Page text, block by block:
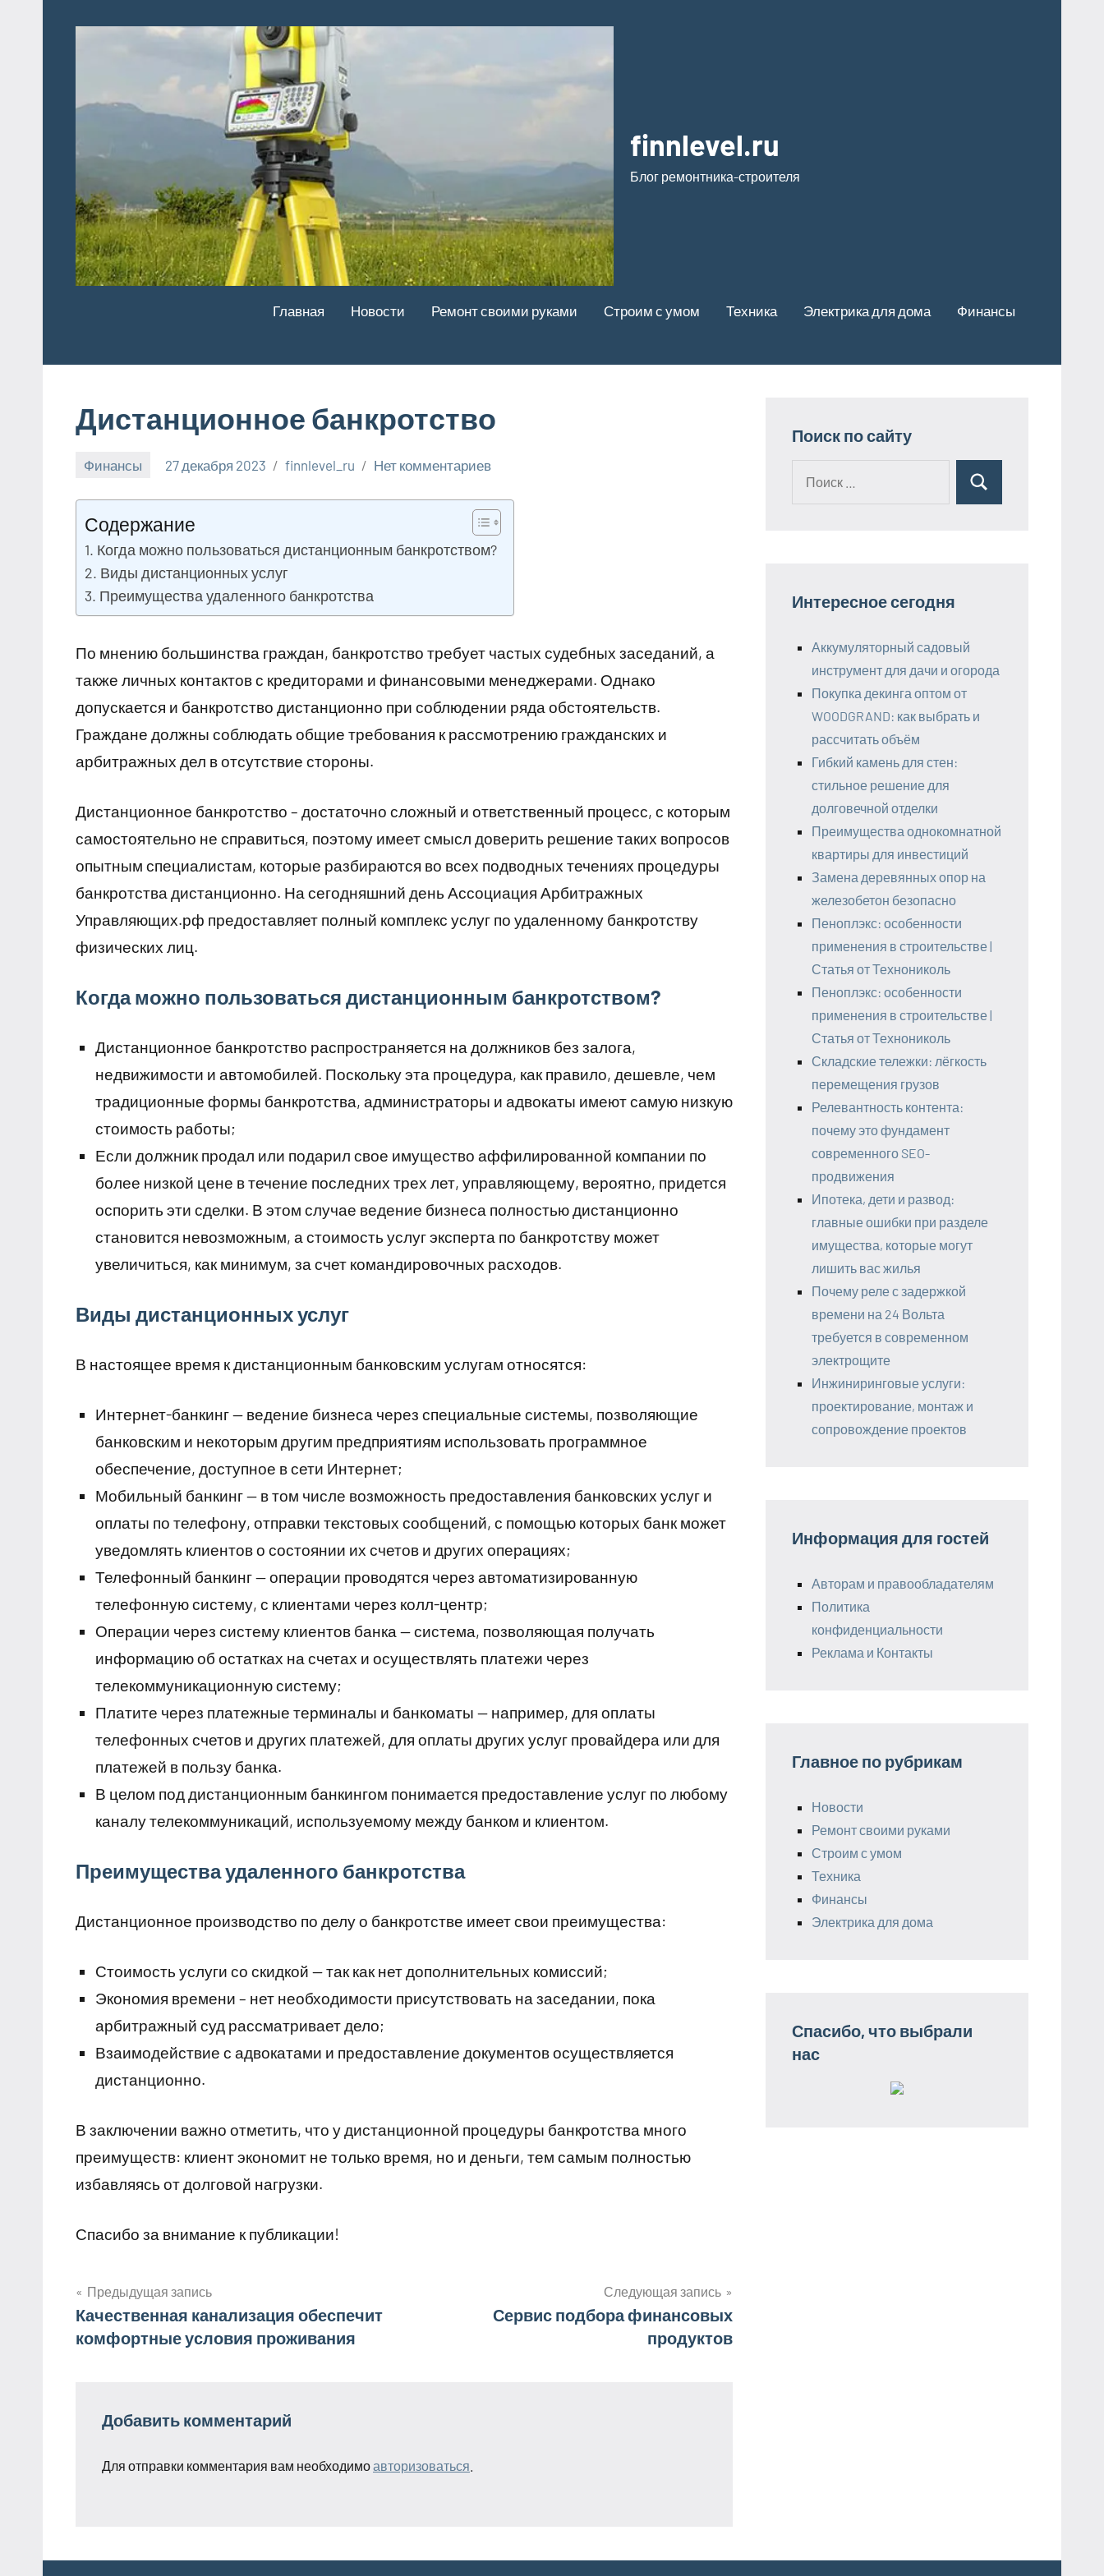
finnlevel.ru
Блог ремонтника-строителя
Главная Новости Ремонт своими руками Строим с умом Техника Электрика для дома Финансы
Дистанционное банкротство
Финансы 27 декабря 2023 finnlevel_ru Нет комментариев
Содержание
Когда можно пользоваться дистанционным банкротством?
Виды дистанционных услуг
Преимущества удаленного банкротства
По мнению большинства граждан, банкротство требует частых судебных заседаний, а
также личных контактов с кредиторами и финансовыми менеджерами. Однако
допускается и банкротство дистанционно при соблюдении ряда обстоятельств.
Граждане должны соблюдать общие требования к рассмотрению гражданских и
арбитражных дел в отсутствие стороны.
Дистанционное банкротство – достаточно сложный и ответственный процесс, с которым
самостоятельно не справиться, поэтому имеет смысл доверить решение таких вопросов
опытным специалистам, которые разбираются во всех подводных течениях процедуры
банкротства дистанционно. На сегодняшний день Ассоциация Арбитражных
Управляющих.рф предоставляет полный комплекс услуг по удаленному банкротству
физических лиц.
Когда можно пользоваться дистанционным банкротством?
Дистанционное банкротство распространяется на должников без залога,
недвижимости и автомобилей. Поскольку эта процедура, как правило, дешевле, чем
традиционные формы банкротства, администраторы и адвокаты имеют самую низкую
стоимость работы;
Если должник продал или подарил свое имущество аффилированной компании по
более низкой цене в течение последних трех лет, управляющему, вероятно, придется
оспорить эти сделки. В этом случае ведение бизнеса полностью дистанционно
становится невозможным, а стоимость услуг эксперта по банкротству может
увеличиться, как минимум, за счет командировочных расходов.
Виды дистанционных услуг
В настоящее время к дистанционным банковским услугам относятся:
Интернет-банкинг — ведение бизнеса через специальные системы, позволяющие
банковским и некоторым другим предприятиям использовать программное
обеспечение, доступное в сети Интернет;
Мобильный банкинг — в том числе возможность предоставления банковских услуг и
оплаты по телефону, отправки текстовых сообщений, с помощью которых банк может
уведомлять клиентов о состоянии их счетов и других операциях;
Телефонный банкинг — операции проводятся через автоматизированную
телефонную систему, с клиентами через колл-центр;
Операции через систему клиентов банка — система, позволяющая получать
информацию об остатках на счетах и осуществлять платежи через
телекоммуникационную систему;
Платите через платежные терминалы и банкоматы — например, для оплаты
телефонных счетов и других платежей, для оплаты других услуг провайдера или для
платежей в пользу банка.
В целом под дистанционным банкингом понимается предоставление услуг по любому
каналу телекоммуникаций, используемому между банком и клиентом.
Преимущества удаленного банкротства
Дистанционное производство по делу о банкротстве имеет свои преимущества:
Стоимость услуги со скидкой — так как нет дополнительных комиссий;
Экономия времени – нет необходимости присутствовать на заседании, пока
арбитражный суд рассматривает дело;
Взаимодействие с адвокатами и предоставление документов осуществляется
дистанционно.
В заключении важно отметить, что у дистанционной процедуры банкротства много
преимуществ: клиент экономит не только время, но и деньги, тем самым полностью
избавляясь от долговой нагрузки.
Спасибо за внимание к публикации!
Навигация
по
Предыдущая запись
Качественная канализация обеспечит
комфортные условия проживания
Следующая запись
Сервис подбора финансовых
продуктов
Добавить комментарий
Для отправки комментария вам необходимоавторизоваться
Поиск по сайту
Поиск
Интересное сегодня
Аккумуляторный садовый
инструмент для дачи и огорода
Покупка декинга оптом от
WOODGRAND: как выбрать и
рассчитать объём
Гибкий камень для стен:
стильное решение для
долговечной отделки
Преимущества однокомнатной
квартиры для инвестиций
Замена деревянных опор на
железобетон безопасно
Пеноплэкс: особенности
применения в строительстве |
Статья от Технониколь
Пеноплэкс: особенности
применения в строительстве |
Статья от Технониколь
Складские тележки: лёгкость
перемещения грузов
Релевантность контента:
почему это фундамент
современного SEO-
продвижения
Ипотека, дети и развод:
главные ошибки при разделе
имущества, которые могут
лишить вас жилья
Почему реле с задержкой
времени на 24 Вольта
требуется в современном
электрощите
Инжиниринговые услуги:
проектирование, монтаж и
сопровождение проектов
Информация для гостей
Авторам и правообладателям
Политика
конфиденциальности
Реклама и Контакты
Главное по рубрикам
Новости
Ремонт своими руками
Строим с умом
Техника
Финансы
Электрика для дома
Спасибо, что выбрали
нас